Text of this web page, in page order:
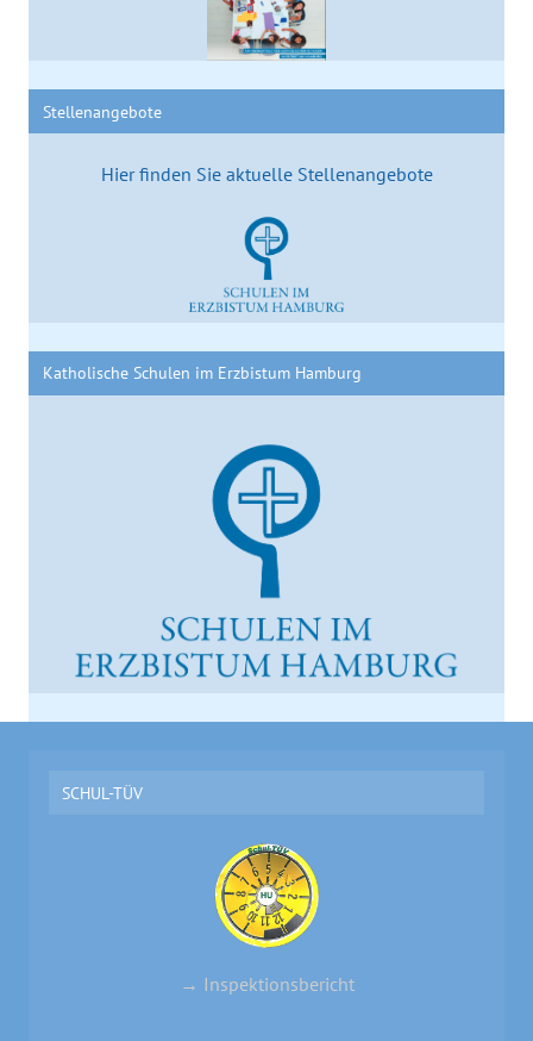
Stellenangebote
Hier finden Sie aktuelle Stellenangebote
Katholische Schulen im Erzbistum Hamburg
SCHUL-TÜV
→ Inspektionsbericht